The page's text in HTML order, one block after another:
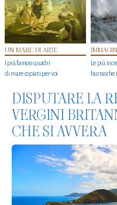
UN MARE DI ARTE
I più famosi quadri
di mare copiati per voi
Le più
burrasche
DISPUTARE LA
VERGINI
CHE SI AVVERA